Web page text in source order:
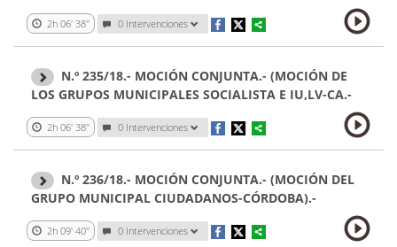
2h 06' 38'' 0 Intervenciones
N.º 235/18.- MOCIÓN CONJUNTA.- (MOCIÓN DE
LOS GRUPOS MUNICIPALES SOCIALISTA E IU,LV-CA.-
2h 06' 38'' 0 Intervenciones
N.º 236/18.- MOCIÓN CONJUNTA.- (MOCIÓN DEL
GRUPO MUNICIPAL CIUDADANOS-CÓRDOBA).-
2h 09' 40'' 0 Intervenciones